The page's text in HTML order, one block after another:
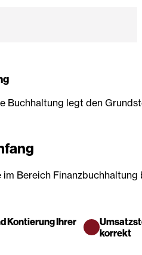
Buchhaltung legt den
im Bereich
Kontierung Ihrer
korrekt